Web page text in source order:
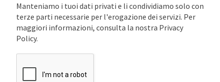
Manteniamo i tuoi dati privati e li condividiamo solo con
terze parti necessarie per l'erogazione dei servizi. Per
maggiori informazioni, consulta la nostra Privacy
Policy.